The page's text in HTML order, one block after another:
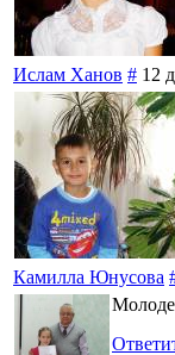
Ислам Ханов # 12
Камилла Юнусова